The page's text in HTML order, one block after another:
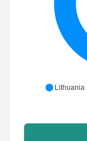
Lithuania